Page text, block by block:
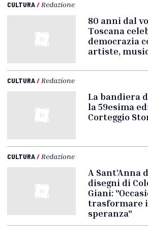
CULTURA/Redazione
80 anni dal
Toscana
democrazia
artiste,
CULTURA/Redazione
La bandiera
la 59esima
Corteggio
CULTURA/Redazione
A Sant’Anna
disegni di
Giani:
trasformare
speranza"